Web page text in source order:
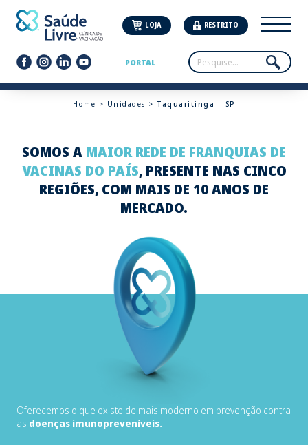
LOJA RESTRITO
PORTAL
Home > Unidades > Taquaritinga – SP
SOMOS A MAIOR REDE DE FRANQUIAS DE
VACINAS DO PAÍS, PRESENTE NAS CINCO
REGIÕES, COM MAIS DE 10 ANOS DE
MERCADO.
Oferecemos o que existe de mais moderno em prevenção contra
as doenças imunopreveníveis.